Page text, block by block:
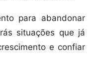
para abandonar
situações que já
e confiar